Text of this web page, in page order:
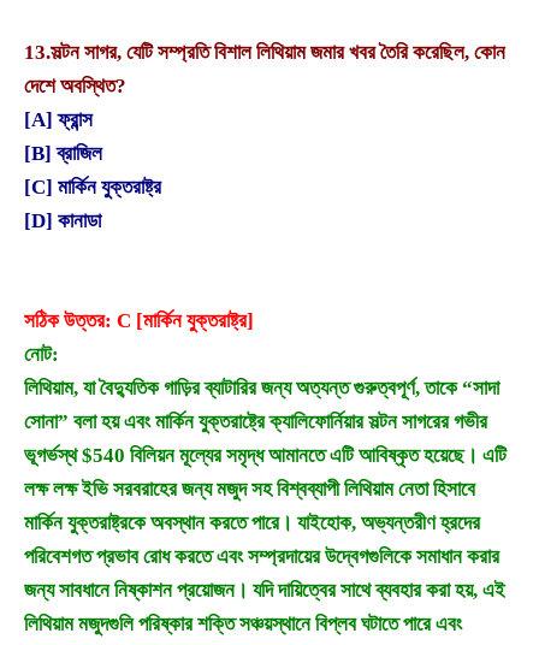
13.সল্টন সাগর, যেটি সম্প্রতি বিশাল লিথিয়াম জমার খবর তৈরি করেছিল, কোন
দেশে অবস্থিত?
[A] ফ্রান্স
[B] ব্রাজিল
[C] মার্কিন যুক্তরাষ্ট্র
[D] কানাডা
সঠিক উত্তর: C [মার্কিন যুক্তরাষ্ট্র]
নোট:
লিথিয়াম, যা বৈদ্যুতিক গাড়ির ব্যাটারির জন্য অত্যন্ত গুরুত্বপূর্ণ, তাকে “সাদা
সোনা” বলা হয় এবং মার্কিন যুক্তরাষ্ট্রে ক্যালিফোর্নিয়ার সল্টন সাগরের গভীর
ভূগর্ভস্থ $540 বিলিয়ন মূল্যের সমৃদ্ধ আমানতে এটি আবিষ্কৃত হয়েছে। এটি
লক্ষ লক্ষ ইভি সরবরাহের জন্য মজুদ সহ বিশ্বব্যাপী লিথিয়াম নেতা হিসাবে
মার্কিন যুক্তরাষ্ট্রকে অবস্থান করতে পারে। যাইহোক, অভ্যন্তরীণ হ্রদের
পরিবেশগত প্রভাব রোধ করতে এবং সম্প্রদায়ের উদ্বেগগুলিকে সমাধান করার
জন্য সাবধানে নিষ্কাশন প্রয়োজন। যদি দায়িত্বের সাথে ব্যবহার করা হয়, এই
লিথিয়াম মজুদগুলি পরিষ্কার শক্তি সঞ্চয়স্থানে বিপ্লব ঘটাতে পারে এবং